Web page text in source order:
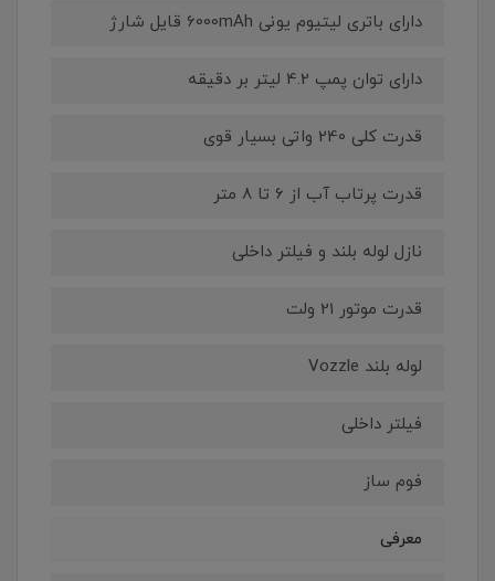
دارای باتری لیتیوم یونی 6000mAh قایل شارژ
دارای توان پمپ 4.2 لیتر بر دقیقه
قدرت کلی 240 واتی بسیار قوی
قدرت پرتاب آب از 6 تا 8 متر
نازل لوله بلند و فیلتر داخلی
قدرت موتور 21 ولت
لوله بلند Vozzle
فیلتر داخلی
فوم ساز
معرفی